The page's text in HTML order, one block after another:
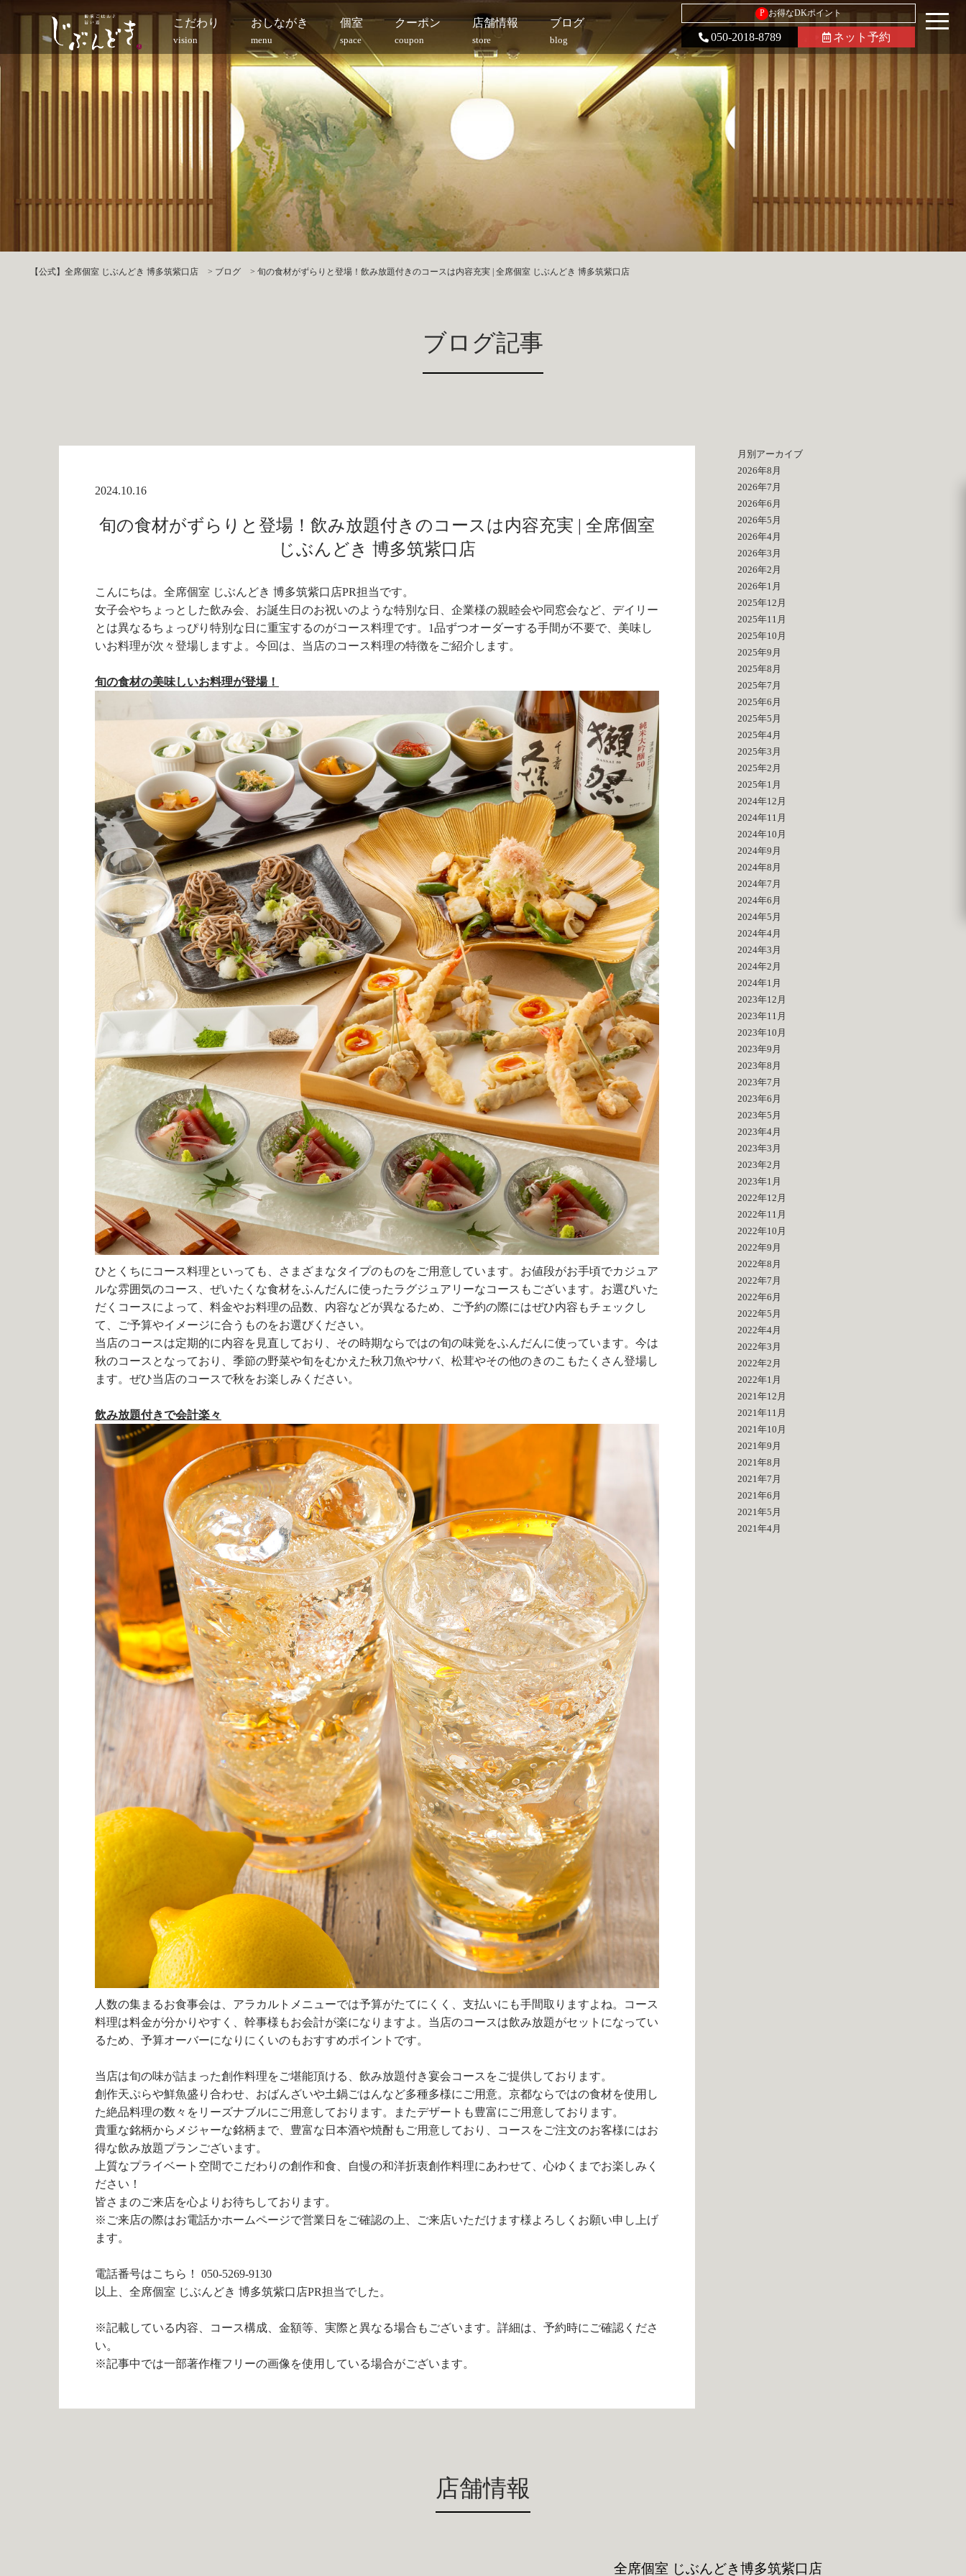
こだわり
vision
おしながき
menu
個室
space
クーポン
coupon
店舗情報
store
ブログ
blog
P お得なDKポイント
050-2018-8789 ネット予約
【公式】全席個室 じぶんどき 博多筑紫口店 > ブログ > 旬の食材がずらりと登場！飲み放題付きのコースは内容充実 | 全席個室 じぶんどき 博多筑紫口店
ブログ記事
2024.10.16
旬の食材がずらりと登場！飲み放題付きのコースは内容充実 | 全席個室
じぶんどき 博多筑紫口店
こんにちは。全席個室 じぶんどき 博多筑紫口店PR担当です。
女子会やちょっとした飲み会、お誕生日のお祝いのような特別な日、企業様の親睦会や同窓会など、デイリー
とは異なるちょっぴり特別な日に重宝するのがコース料理です。1品ずつオーダーする手間が不要で、美味し
いお料理が次々登場しますよ。今回は、当店のコース料理の特徴をご紹介します。
旬の食材の美味しいお料理が登場！
ひとくちにコース料理といっても、さまざまなタイプのものをご用意しています。お値段がお手頃でカジュア
ルな雰囲気のコース、ぜいたくな食材をふんだんに使ったラグジュアリーなコースもございます。お選びいた
だくコースによって、料金やお料理の品数、内容などが異なるため、ご予約の際にはぜひ内容もチェックし
て、ご予算やイメージに合うものをお選びください。
当店のコースは定期的に内容を見直しており、その時期ならではの旬の味覚をふんだんに使っています。今は
秋のコースとなっており、季節の野菜や旬をむかえた秋刀魚やサバ、松茸やその他のきのこもたくさん登場し
ます。ぜひ当店のコースで秋をお楽しみください。
飲み放題付きで会計楽々
人数の集まるお食事会は、アラカルトメニューでは予算がたてにくく、支払いにも手間取りますよね。コース
料理は料金が分かりやすく、幹事様もお会計が楽になりますよ。当店のコースは飲み放題がセットになってい
るため、予算オーバーになりにくいのもおすすめポイントです。
当店は旬の味が詰まった創作料理をご堪能頂ける、飲み放題付き宴会コースをご提供しております。
創作天ぷらや鮮魚盛り合わせ、おばんざいや土鍋ごはんなど多種多様にご用意。京都ならではの食材を使用し
た絶品料理の数々をリーズナブルにご用意しております。またデザートも豊富にご用意しております。
貴重な銘柄からメジャーな銘柄まで、豊富な日本酒や焼酎もご用意しており、コースをご注文のお客様にはお
得な飲み放題プランございます。
上質なプライベート空間でこだわりの創作和食、自慢の和洋折衷創作料理にあわせて、心ゆくまでお楽しみく
ださい！
皆さまのご来店を心よりお待ちしております。
※ご来店の際はお電話かホームページで営業日をご確認の上、ご来店いただけます様よろしくお願い申し上げ
ます。
電話番号はこちら！
050-5269-9130
以上、全席個室 じぶんどき 博多筑紫口店PR担当でした。
※記載している内容、コース構成、金額等、実際と異なる場合もございます。詳細は、予約時にご確認くださ
い。
※記事中では一部著作権フリーの画像を使用している場合がございます。
月別アーカイブ
2026年8月
2026年7月
2026年6月
2026年5月
2026年4月
2026年3月
2026年2月
2026年1月
2025年12月
2025年11月
2025年10月
2025年9月
2025年8月
2025年7月
2025年6月
2025年5月
2025年4月
2025年3月
2025年2月
2025年1月
2024年12月
2024年11月
2024年10月
2024年9月
2024年8月
2024年7月
2024年6月
2024年5月
2024年4月
2024年3月
2024年2月
2024年1月
2023年12月
2023年11月
2023年10月
2023年9月
2023年8月
2023年7月
2023年6月
2023年5月
2023年4月
2023年3月
2023年2月
2023年1月
2022年12月
2022年11月
2022年10月
2022年9月
2022年8月
2022年7月
2022年6月
2022年5月
2022年4月
2022年3月
2022年2月
2022年1月
2021年12月
2021年11月
2021年10月
2021年9月
2021年8月
2021年7月
2021年6月
2021年5月
2021年4月
店舗情報
全席個室 じぶんどき博多筑紫口店